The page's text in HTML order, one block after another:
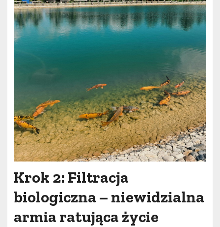
Krok 2: Filtracja
biologiczna – niewidzialna
armia ratująca życie